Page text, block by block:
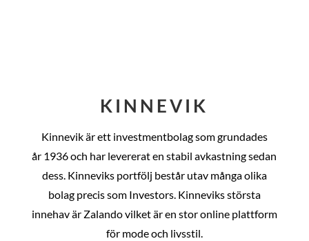
KINNEVIK
Kinnevik är ett investmentbolag som grundades
år 1936 och har levererat en stabil avkastning sedan
dess. Kinneviks portfölj består utav många olika
bolag precis som Investors. Kinneviks största
innehav är Zalando vilket är en stor online plattform
för mode och livsstil.